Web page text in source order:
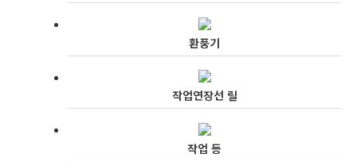
환풍기
작업연장선 릴
작업 등